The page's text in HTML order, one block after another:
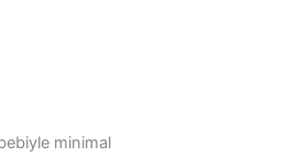
minimal